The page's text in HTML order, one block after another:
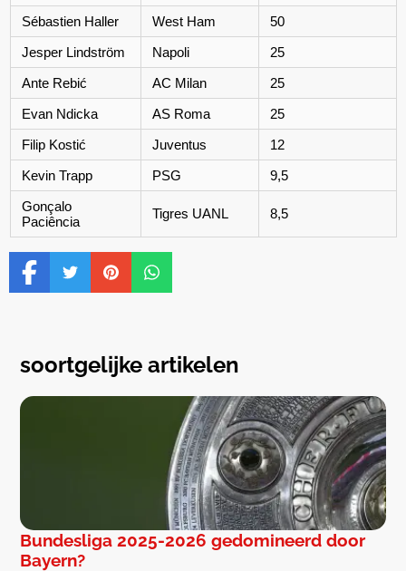
Sébastien Haller
West Ham
50
Jesper Lindström
Napoli
25
Ante Rebić
AC Milan
25
Evan Ndicka
AS Roma
25
Filip Kostić
Juventus
12
Kevin Trapp
PSG
9,5
Gonçalo
Paciência
Tigres UANL 8,5
soortgelijke artikelen
Bundesliga 2025-2026 gedomineerd door
Bayern?